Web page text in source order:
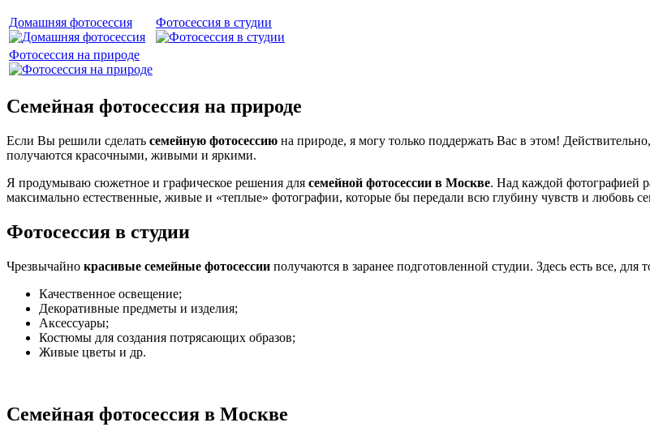
Домашняя фотосессия Фотосессия в студии
Фотосессия на природе
Семейная фотосессия на природе
Если Вы решили сделать семейную фотосессию на природе, я могу только поддержать Вас в этом!
получаются красочными, живыми и яркими.
Я продумываю сюжетное и графическое решения для семейной фотосессии в Москве. Над каждой фотографией
максимально естественные, живые и «теплые» фотографии, которые бы передали всю глубину чувств и любовь
Фотосессия в студии
Чрезвычайно красивые семейные фотосессии получаются в заранее подготовленной студии. Здесь есть все,
Качественное освещение;
Декоративные предметы и изделия;
Аксессуары;
Костюмы для создания потрясающих образов;
Живые цветы и др.
Семейная фотосессия в Москве